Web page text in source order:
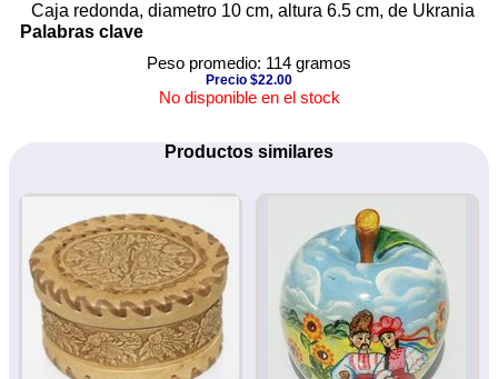
Caja redonda, diametro 10 cm, altura 6.5 cm, de Ukrania
Palabras clave
Peso promedio: 114 gramos
Precio $22.00
No disponible en el stock
Productos similares